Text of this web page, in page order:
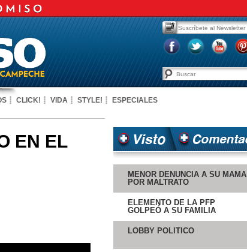
CLICK! VIDA STYLE! ESPECIALES
EN EL
MENOR DENUNCIA A SU MAMÁ
POR MALTRATO
ELEMENTO DE LA PFP
GOLPEÓ A SU FAMILIA
LOBBY POLÍTICO